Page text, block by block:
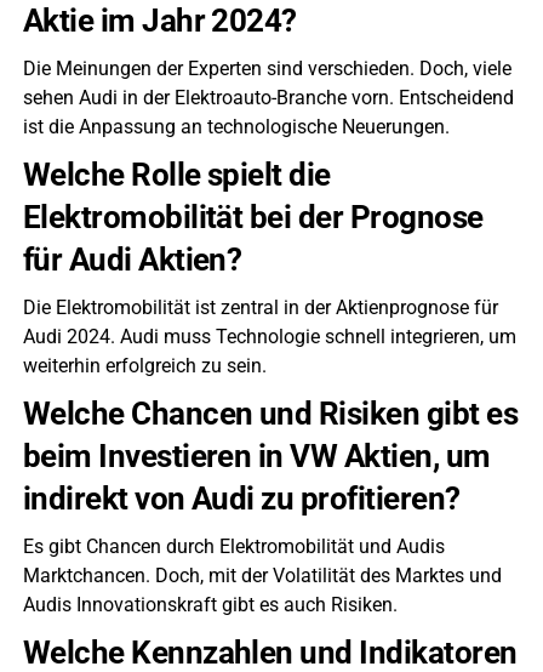
Aktie im Jahr 2024?
Die Meinungen der Experten sind verschieden. Doch, viele
sehen Audi in der Elektroauto-Branche vorn. Entscheidend
ist die Anpassung an technologische Neuerungen.
Welche Rolle spielt die
Elektromobilität bei der Prognose
für Audi Aktien?
Die Elektromobilität ist zentral in der Aktienprognose für
Audi 2024. Audi muss Technologie schnell integrieren, um
weiterhin erfolgreich zu sein.
Welche Chancen und Risiken gibt es
beim Investieren in VW Aktien, um
indirekt von Audi zu profitieren?
Es gibt Chancen durch Elektromobilität und Audis
Marktchancen. Doch, mit der Volatilität des Marktes und
Audis Innovationskraft gibt es auch Risiken.
Welche Kennzahlen und Indikatoren